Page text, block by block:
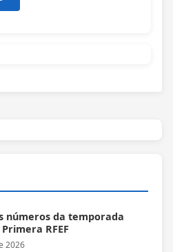
números da temporada
RFEF
2026